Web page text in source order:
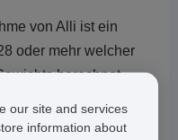
von Alli ist ein
oder mehr welcher
berechnet
von Alli und
our site and services
information about